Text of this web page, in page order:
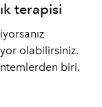
terapisi
olabilirsiniz.
biri.